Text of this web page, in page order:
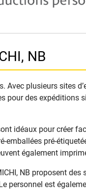
NB
Avec plusieurs sites
pour des expéditions
idéaux pour créer
emballées pré-
également
NB proposent
personnel est